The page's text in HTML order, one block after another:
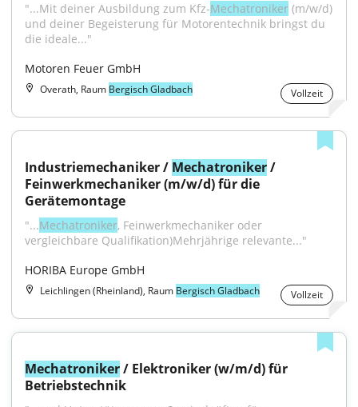
"...Mit deiner Ausbildung zum Kfz-Mechatroniker (m/w/d)
und deiner Begeisterung für Motorentechnik bringst du
die ideale..."
Motoren Feuer GmbH
Overath, Raum Bergisch Gladbach Vollzeit
Industriemechaniker / Mechatroniker /
Feinwerkmechaniker (m/w/d) für die
Gerätemontage
"...Mechatroniker, Feinwerkmechaniker oder
vergleichbare Qualifikation)Mehrjährige relevante..."
HORIBA Europe GmbH
Leichlingen (Rheinland), Raum Bergisch Gladbach Vollzeit
Mechatroniker / Elektroniker (w/m/d) für
Betriebstechnik